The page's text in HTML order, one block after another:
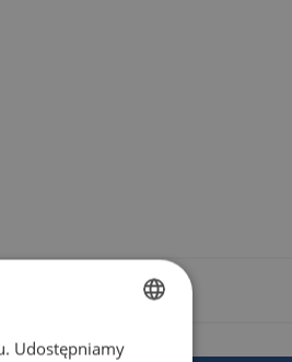
POLISH
Udostępniamy